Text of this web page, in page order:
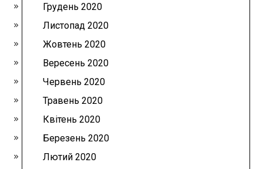
Грудень 2020
Листопад 2020
Жовтень 2020
Вересень 2020
Червень 2020
Травень 2020
Квітень 2020
Березень 2020
Лютий 2020